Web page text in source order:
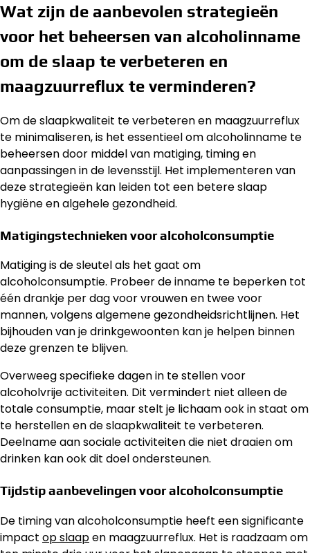
Wat zijn de aanbevolen strategieën
voor het beheersen van alcoholinname
om de slaap te verbeteren en
maagzuurreflux te verminderen?
Om de slaapkwaliteit te verbeteren en maagzuurreflux
te minimaliseren, is het essentieel om alcoholinname te
beheersen door middel van matiging, timing en
aanpassingen in de levensstijl. Het implementeren van
deze strategieën kan leiden tot een betere slaap
hygiëne en algehele gezondheid.
Matigingstechnieken voor alcoholconsumptie
Matiging is de sleutel als het gaat om
alcoholconsumptie. Probeer de inname te beperken tot
één drankje per dag voor vrouwen en twee voor
mannen, volgens algemene gezondheidsrichtlijnen. Het
bijhouden van je drinkgewoonten kan je helpen binnen
deze grenzen te blijven.
Overweeg specifieke dagen in te stellen voor
alcoholvrije activiteiten. Dit vermindert niet alleen de
totale consumptie, maar stelt je lichaam ook in staat om
te herstellen en de slaapkwaliteit te verbeteren.
Deelname aan sociale activiteiten die niet draaien om
drinken kan ook dit doel ondersteunen.
Tijdstip aanbevelingen voor alcoholconsumptie
De timing van alcoholconsumptie heeft een significante
impact op slaapen maagzuurreflux. Het is raadzaam om